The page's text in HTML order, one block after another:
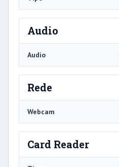
Audio
Audio
Rede
Webcam
Card Reader